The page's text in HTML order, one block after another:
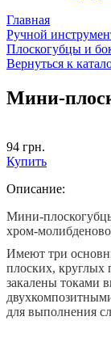
Главная
Ручной
Плоскогубцы и
Вернуться к
Мини-
94 грн.
Купить
Описание:
Мини-
хром-
Имеют три
плоских, круглых
закалены токами
для выполнения